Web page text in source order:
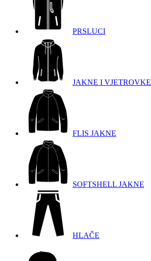
PRSLUCI
JAKNE I VJETROVKE
FLIS JAKNE
SOFTSHELL JAKNE
HLAČE